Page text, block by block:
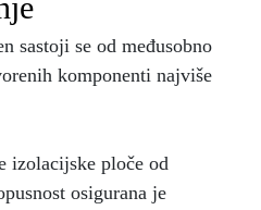
sastoji se od međusobno
komponenti najviše
izolacijske ploče od
osigurana je